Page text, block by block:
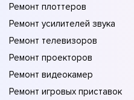
Ремонт плоттеров
Ремонт усилителей звука
Ремонт телевизоров
Ремонт проекторов
Ремонт видеокамер
Ремонт игровых приставок